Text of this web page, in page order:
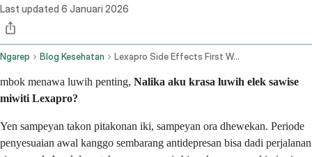
Last updated 6 Januari 2026
Ngarep Blog Kesehatan Lexapro Side Effects First Week
mbok menawa luwih penting, Nalika aku krasa luwih elek sawise
miwiti Lexapro?
Yen sampeyan takon pitakonan iki, sampeyan ora dhewekan. Periode
penyesuaian awal kanggo sembarang antidepresan bisa dadi perjalanan